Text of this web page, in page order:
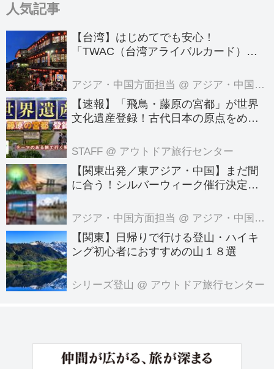
イジクリーム）利用！JR東日本と東武
鉄道の初コラボ商品を造成致しまし
願い致します。
人気記事
【台湾】はじめてでも安心！
「TWAC（台湾アライバルカード）」
アジア・中国方面担当 @ アジア・中国旅行センター
【速報】「飛鳥・藤原の宮都」が世界
文化遺産登録！古代日本の原点をめぐ
のテーマのある旅
STAFF @ アウトドア旅行センター
【関東出発／東アジア・中国】まだ間
に合う！シルバーウィーク催行決定ツ
アジア・中国方面担当 @ アジア・中国旅行センター
【関東】日帰りで行ける登山・ハイキ
ング初心者におすすめの山１８選
シリーズ登山 @ アウトドア旅行センター